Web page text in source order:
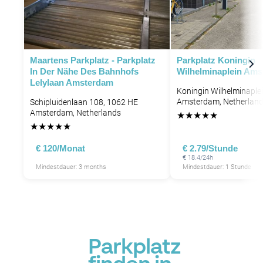
P
Maartens Parkplatz - Parkplatz
In Der Nähe Des Bahnhofs
Lelylaan Amsterdam
Schipluidenlaan 108, 1062 HE
Amsterdam, Netherlands
★★★★★
€ 120/Monat
Mindestdauer: 3 months
Parkplatz Koningin
Wilhelminaplein
Koningin
Amsterdam,
★★★★★
€ 2.79/Stunde
€ 18.4/24h
Mindestdauer: 1 Stunde
Parkplatz